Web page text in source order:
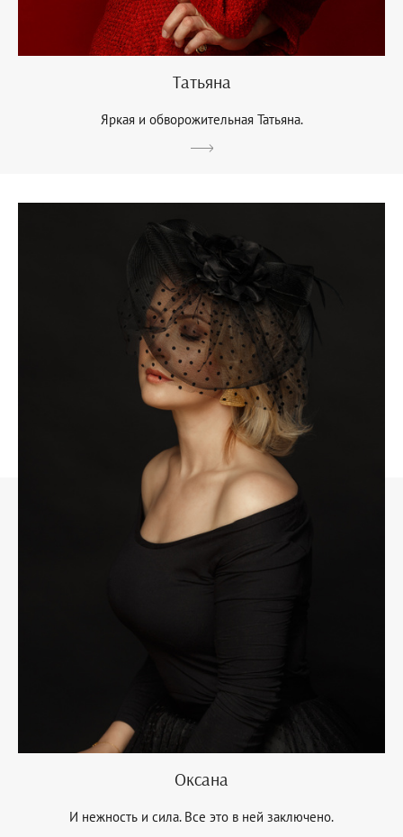
Татьяна
Яркая и обворожительная Татьяна.
Оксана
И нежность и сила. Все это в ней заключено.